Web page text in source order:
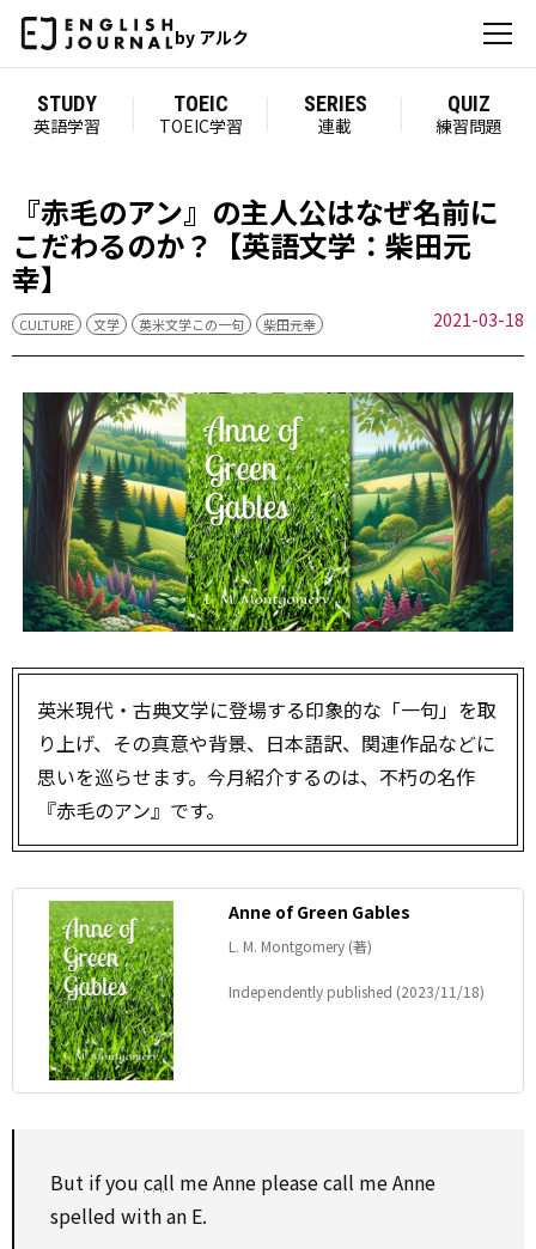
by アルク
STUDY
英語学習
TOEIC
TOEIC学習
SERIES
連載
QUIZ
練習問題
『赤毛のアン』の主人公はなぜ名前に
こだわるのか？【英語文学：柴田元
幸】
CULTURE 文学 英米文学この一句 柴田元幸 2021-03-18
英米現代・古典文学に登場する印象的な「一句」を取
り上げ、その真意や背景、日本語訳、関連作品などに
思いを巡らせます。今月紹介するのは、不朽の名作
『赤毛のアン』です。
Anne of Green Gables
L. M. Montgomery (著)
Independently published (2023/11/18)
But if you call me Anne please call me Anne
spelled with an E.